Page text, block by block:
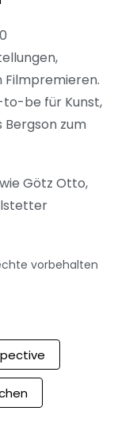
Filmpremieren.
to-be für Kunst,
Bergson zum
Götz Otto,
vorbehalten